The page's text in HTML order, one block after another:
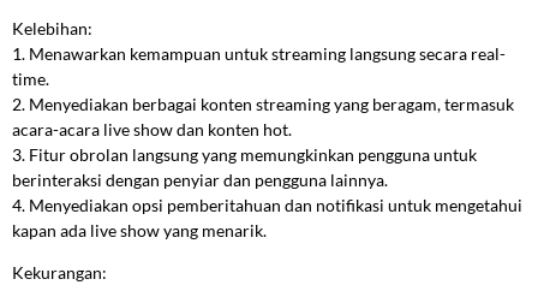
Kelebihan:
1. Menawarkan kemampuan untuk streaming langsung secara real-
time.
2. Menyediakan berbagai konten streaming yang beragam, termasuk
acara-acara live show dan konten hot.
3. Fitur obrolan langsung yang memungkinkan pengguna untuk
berinteraksi dengan penyiar dan pengguna lainnya.
4. Menyediakan opsi pemberitahuan dan notifikasi untuk mengetahui
kapan ada live show yang menarik.
Kekurangan: